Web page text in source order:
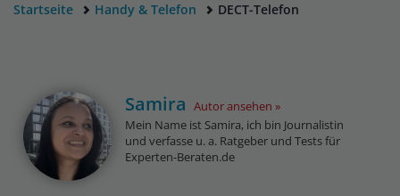
Startseite Handy & Telefon DECT-Telefon
Samira Autor ansehen
Mein Name ist Samira, ich bin Journalistin
und verfasse u. a. Ratgeber und Tests für
Experten-Beraten.de